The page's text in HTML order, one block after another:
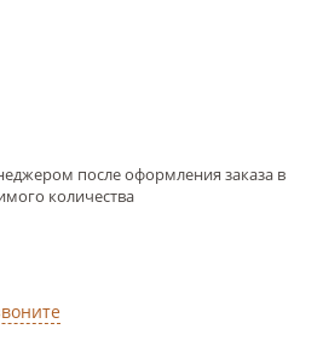
после оформления заказа в
количества